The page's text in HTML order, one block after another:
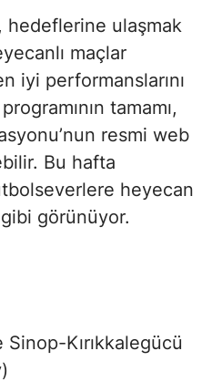
hedeflerine ulaşmak
maçlar
iyi performanslarını
tamamı,
resmi web
Bu hafta
heyecan
görünüyor.
Kırıkkalegücü